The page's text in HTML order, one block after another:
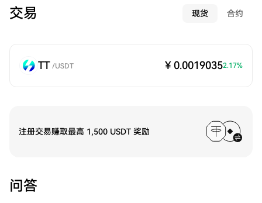
交易 现货 合约
TT /USDT ¥ 0.00190352.17%
注册交易赚取最高 1,500 USDT 奖励
问答